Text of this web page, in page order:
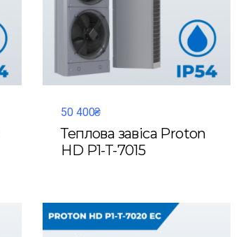
50 400₴
Теплова завіса Proton
HD P1-T-7015